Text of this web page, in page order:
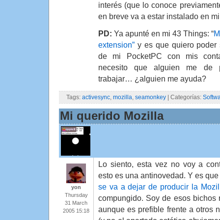
interés (que lo conoce
en breve va a estar instalado en
PD: Ya apunté en mi 43 Things: “
extension” y es que quiero poder
de mi PocketPC con mis
necesito que alguien me de
trabajar… ¿alguien me ayuda?
Tags: activesync, mozilla, seamonkey | Categorías:
Mi querido Mozilla
yon
Thursday
31 March
2005 15:18
Lo siento, esta vez no voy a
esto es una antinovedad. Y es
se va a dejar de producir la
compungido. Soy de esos bichos
aunque es prefible frente a otros